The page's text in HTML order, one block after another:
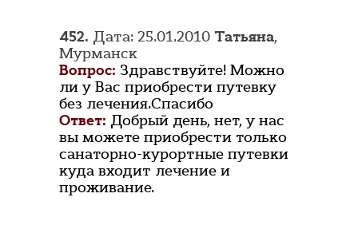
452. Дата: 25.01.2010 Татьяна,
Мурманск
Вопрос: Здравствуйте! Можно
ли у Вас приобрести путевку
без лечения.Спасибо
Ответ: Добрый день, нет, у нас
вы можете приобрести только
санаторно-курортные путевки
куда входит лечение и
проживание.